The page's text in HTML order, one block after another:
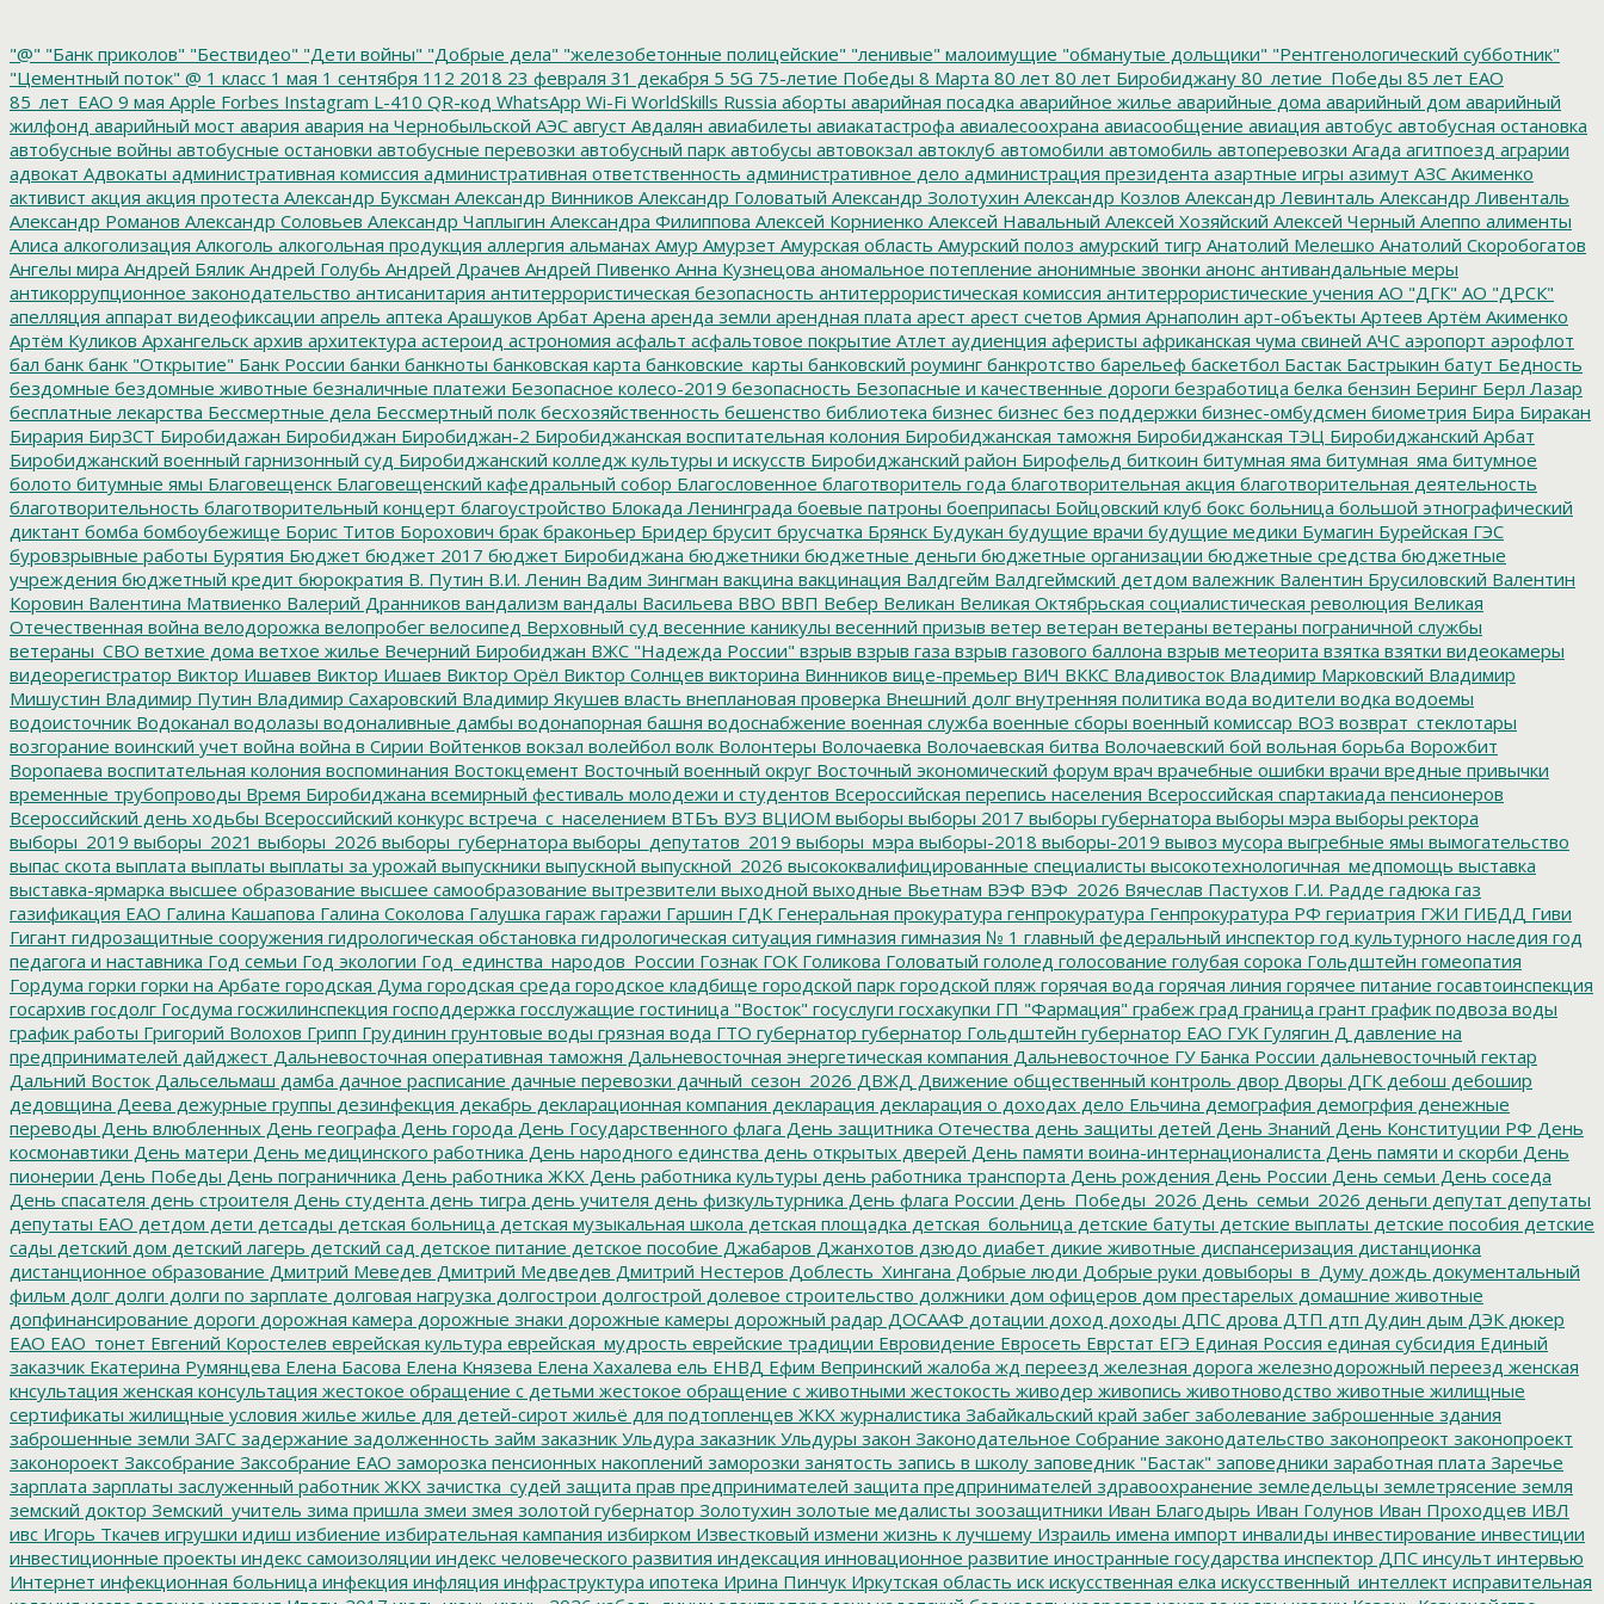
"@" "Банк приколов" "Бествидео" "Дети войны" "Добрые дела" "железобетонные полицейские" "ленивые" малоимущие "обманутые дольщики" "Рентгенологический субботник"
"Цементный поток" @ 1 класс 1 мая 1 сентября 112 2018 23 февраля 31 декабря 5 5G 75-летие Победы 8 Марта 80 лет 80 лет Биробиджану 80_летие_Победы 85 лет ЕАО
85_лет_ЕАО 9 мая Apple Forbes Instagram L-410 QR-код WhatsApp Wi-Fi WorldSkills Russia аборты аварийная посадка аварийное жилье аварийные дома аварийный дом аварийный
жилфонд аварийный мост авария авария на Чернобыльской АЭС август Авдалян авиабилеты авиакатастрофа авиалесоохрана авиасообщение авиация автобус автобусная остановка
автобусные войны автобусные остановки автобусные перевозки автобусный парк автобусы автовокзал автоклуб автомобили автомобиль автоперевозки Агада агитпоезд аграрии
адвокат Адвокаты административная комиссия административная ответственность административное дело администрация президента азартные игры азимут АЗС Акименко
активист акция акция протеста Александр Буксман Александр Винников Александр Головатый Александр Золотухин Александр Козлов Александр Левинталь Александр Ливенталь
Александр Романов Александр Соловьев Александр Чаплыгин Александра Филиппова Алексей Корниенко Алексей Навальный Алексей Хозяйский Алексей Черный Алеппо алименты
Алиса алкоголизация Алкоголь алкогольная продукция аллергия альманах Амур Амурзет Амурская область Амурский полоз амурский тигр Анатолий Мелешко Анатолий Скоробогатов
Ангелы мира Андрей Бялик Андрей Голубь Андрей Драчев Андрей Пивенко Анна Кузнецова аномальное потепление анонимные звонки анонс антивандальные меры
антикоррупционное законодательство антисанитария антитеррористическая безопасность антитеррористическая комиссия антитеррористические учения АО "ДГК" АО "ДРСК"
апелляция аппарат видеофиксации апрель аптека Арашуков Арбат Арена аренда земли арендная плата арест арест счетов Армия Арнаполин арт-объекты Артеев Артём Акименко
Артём Куликов Архангельск архив архитектура астероид астрономия асфальт асфальтовое покрытие Атлет аудиенция аферисты африканская чума свиней АЧС аэропорт аэрофлот
бал банк банк "Открытие" Банк России банки банкноты банковская карта банковские_карты банковский роуминг банкротство барельеф баскетбол Бастак Бастрыкин батут Бедность
бездомные бездомные животные безналичные платежи Безопасное колесо-2019 безопасность Безопасные и качественные дороги безработица белка бензин Беринг Берл Лазар
бесплатные лекарства Бессмертные дела Бессмертный полк бесхозяйственность бешенство библиотека бизнес бизнес без поддержки бизнес-омбудсмен биометрия Бира Биракан
Бирария БирЗСТ Биробидажан Биробиджан Биробиджан-2 Биробиджанская воспитательная колония Биробиджанская таможня Биробиджанская ТЭЦ Биробиджанский Арбат
Биробиджанский военный гарнизонный суд Биробиджанский колледж культуры и искусств Биробиджанский район Бирофельд биткоин битумная яма битумная_яма битумное
болото битумные ямы Благовещенск Благовещенский кафедральный собор Благословенное благотворитель года благотворительная акция благотворительная деятельность
благотворительность благотворительный концерт благоустройство Блокада Ленинграда боевые патроны боеприпасы Бойцовский клуб бокс больница большой этнографический
диктант бомба бомбоубежище Борис Титов Борохович брак браконьер Бридер брусит брусчатка Брянск Будукан будущие врачи будущие медики Бумагин Бурейская ГЭС
буровзрывные работы Бурятия Бюджет бюджет 2017 бюджет Биробиджана бюджетники бюджетные деньги бюджетные организации бюджетные средства бюджетные
учреждения бюджетный кредит бюрократия В. Путин В.И. Ленин Вадим Зингман вакцина вакцинация Валдгейм Валдгеймский детдом валежник Валентин Брусиловский Валентин
Коровин Валентина Матвиенко Валерий Дранников вандализм вандалы Васильева ВВО ВВП Вебер Великан Великая Октябрьская социалистическая революция Великая
Отечественная война велодорожка велопробег велосипед Верховный суд весенние каникулы весенний призыв ветер ветеран ветераны ветераны пограничной службы
ветераны_СВО ветхие дома ветхое жилье Вечерний Биробиджан ВЖС "Надежда России" взрыв взрыв газа взрыв газового баллона взрыв метеорита взятка взятки видеокамеры
видеорегистратор Виктор Ишавев Виктор Ишаев Виктор Орёл Виктор Солнцев викторина Винников вице-премьер ВИЧ ВККС Владивосток Владимир Марковский Владимир
Мишустин Владимир Путин Владимир Сахаровский Владимир Якушев власть внеплановая проверка Внешний долг внутренняя политика вода водители водка водоемы
водоисточник Водоканал водолазы водоналивные дамбы водонапорная башня водоснабжение военная служба военные сборы военный комиссар ВОЗ возврат_стеклотары
возгорание воинский учет война война в Сирии Войтенков вокзал волейбол волк Волонтеры Волочаевка Волочаевская битва Волочаевский бой вольная борьба Ворожбит
Воропаева воспитательная колония воспоминания Востокцемент Восточный военный округ Восточный экономический форум врач врачебные ошибки врачи вредные привычки
временные трубопроводы Время Биробиджана всемирный фестиваль молодежи и студентов Всероссийская перепись населения Всероссийская спартакиада пенсионеров
Всероссийский день ходьбы Всероссийский конкурс встреча_с_населением ВТБъ ВУЗ ВЦИОМ выборы выборы 2017 выборы губернатора выборы мэра выборы ректора
выборы_2019 выборы_2021 выборы_2026 выборы_губернатора выборы_депутатов_2019 выборы_мэра выборы-2018 выборы-2019 вывоз мусора выгребные ямы вымогательство
выпас скота выплата выплаты выплаты за урожай выпускники выпускной выпускной_2026 высококвалифицированные специалисты высокотехнологичная_медпомощь выставка
выставка-ярмарка высшее образование высшее самообразование вытрезвители выходной выходные Вьетнам ВЭФ ВЭФ_2026 Вячеслав Пастухов Г.И. Радде гадюка газ
газификация ЕАО Галина Кашапова Галина Соколова Галушка гараж гаражи Гаршин ГДК Генеральная прокуратура генпрокуратура Генпрокуратура РФ гериатрия ГЖИ ГИБДД Гиви
Гигант гидрозащитные сооружения гидрологическая обстановка гидрологическая ситуация гимназия гимназия № 1 главный федеральный инспектор год культурного наследия год
педагога и наставника Год семьи Год экологии Год_единства_народов_России Гознак ГОК Голикова Головатый гололед голосование голубая сорока Гольдштейн гомеопатия
Гордума горки горки на Арбате городская Дума городская среда городское кладбище городской парк городской пляж горячая вода горячая линия горячее питание госавтоинспекция
госархив госдолг Госдума госжилинспекция господдержка госслужащие гостиница "Восток" госуслуги госхакупки ГП "Фармация" грабеж град граница грант график подвоза воды
график работы Григорий Волохов Грипп Грудинин грунтовые воды грязная вода ГТО губернатор губернатор Гольдштейн губернатор ЕАО ГУК Гулягин Д давление на
предпринимателей дайджест Дальневосточная оперативная таможня Дальневосточная энергетическая компания Дальневосточное ГУ Банка России дальневосточный гектар
Дальний Восток Дальсельмаш дамба дачное расписание дачные перевозки дачный_сезон_2026 ДВЖД Движение общественный контроль двор Дворы ДГК дебош дебошир
дедовщина Деева дежурные группы дезинфекция декабрь декларационная компания декларация декларация о доходах дело Ельчина демография демогрфия денежные
переводы День влюбленных День географа День города День Государственного флага День защитника Отечества день защиты детей День Знаний День Конституции РФ День
космонавтики День матери День медицинского работника День народного единства день открытых дверей День памяти воина-интернационалиста День памяти и скорби День
пионерии День Победы День пограничника День работника ЖКХ День работника культуры день работника транспорта День рождения День России День семьи День соседа
День спасателя день строителя День студента день тигра день учителя день физкультурника День флага России День_Победы_2026 День_семьи_2026 деньги депутат депутаты
депутаты ЕАО детдом дети детсады детская больница детская музыкальная школа детская площадка детская_больница детские батуты детские выплаты детские пособия детские
сады детский дом детский лагерь детский сад детское питание детское пособие Джабаров Джанхотов дзюдо диабет дикие животные диспансеризация дистанционка
дистанционное образование Дмитрий Меведев Дмитрий Медведев Дмитрий Нестеров Доблесть_Хингана Добрые люди Добрые руки довыборы_в_Думу дождь документальный
фильм долг долги долги по зарплате долговая нагрузка долгострои долгострой долевое строительство должники дом офицеров дом престарелых домашние животные
допфинансирование дороги дорожная камера дорожные знаки дорожные камеры дорожный радар ДОСААФ дотации доход доходы ДПС дрова ДТП дтп Дудин дым ДЭК дюкер
ЕАО ЕАО_тонет Евгений Коростелев еврейская культура еврейская_мудрость еврейские традиции Евровидение Евросеть Еврстат ЕГЭ Единая Россия единая субсидия Единый
заказчик Екатерина Румянцева Елена Басова Елена Князева Елена Хахалева ель ЕНВД Ефим Вепринский жалоба жд переезд железная дорога железнодорожный переезд женская
кнсультация женская консультация жестокое обращение с детьми жестокое обращение с животными жестокость живодер живопись животноводство животные жилищные
сертификаты жилищные условия жилье жилье для детей-сирот жильё для подтопленцев ЖКХ журналистика Забайкальский край забег заболевание заброшенные здания
заброшенные земли ЗАГС задержание задолженность займ заказник Ульдура заказник Ульдуры закон Законодательное Собрание законодательство законопреокт законопроект
законороект Заксобрание Заксобрание ЕАО заморозка пенсионных накоплений заморозки занятость запись в школу заповедник "Бастак" заповедники заработная плата Заречье
зарплата зарплаты заслуженный работник ЖКХ зачистка_судей защита прав предпринимателей защита предпринимателей здравоохранение земледельцы землетрясение земля
земский доктор Земский_учитель зима пришла змеи змея золотой губернатор Золотухин золотые медалисты зоозащитники Иван Благодырь Иван Голунов Иван Проходцев ИВЛ
ивс Игорь Ткачев игрушки идиш избиение избирательная кампания избирком Известковый измени жизнь к лучшему Израиль имена импорт инвалиды инвестирование инвестиции
инвестиционные проекты индекс самоизоляции индекс человеческого развития индексация инновационное развитие иностранные государства инспектор ДПС инсульт интервью
Интернет инфекционная больница инфекция инфляция инфраструктура ипотека Ирина Пинчук Иркутская область иск искусственная елка искусственный_интеллект исправительная